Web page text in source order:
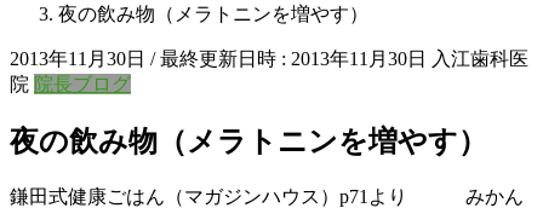
夜の飲み物（メラトニンを増やす）
2013年11月30日 / 最終更新日時 : 2013年11月30日
入江歯科医
院 院長ブログ
夜の飲み物（メラトニンを増やす）
鎌田式健康ごはん（マガジンハウス）p71より みかん